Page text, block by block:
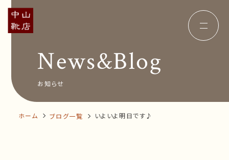
Concept コンセプト
Insole オーダー中敷き
News&Blog
Company 会社概要
News&Blog
お知らせ
ホーム ブログ一覧 いよいよ明日です♪